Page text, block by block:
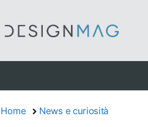
Home News e curiosità